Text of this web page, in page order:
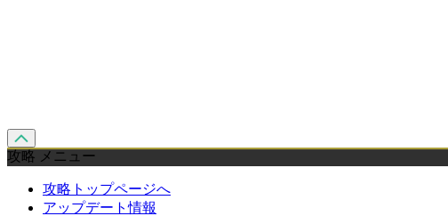
攻略 メニュー
攻略トップページへ
アップデート情報